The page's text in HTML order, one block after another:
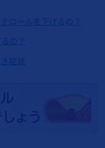
ロールを下げるの？
の？
症状